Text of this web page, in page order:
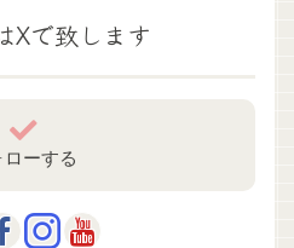
Xで致します
ローする